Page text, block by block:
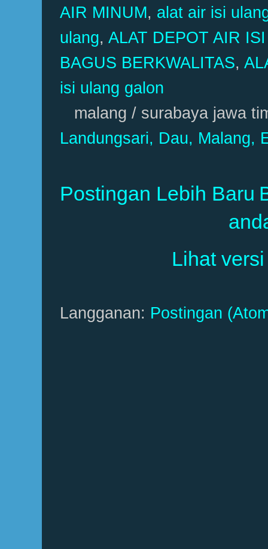
AIR MINUM, alat air isi
ulang, ALAT DEPOT AIR
BAGUS BERKWALITAS,
isi ulang galon
malang / surabaya jawa
Landungsari, Dau, Malang,
Postingan Lebih Baru
Lihat
Langganan: Postingan